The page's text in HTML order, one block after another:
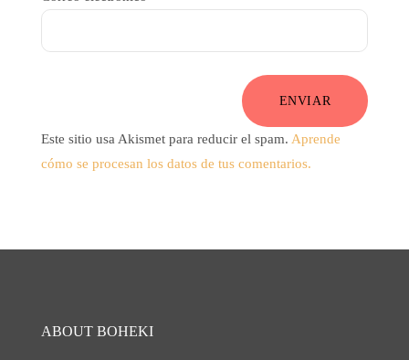
ENVIAR
Este sitio usa Akismet para reducir el spam. Aprende
cómo se procesan los datos de tus comentarios.
ABOUT BOHEKI